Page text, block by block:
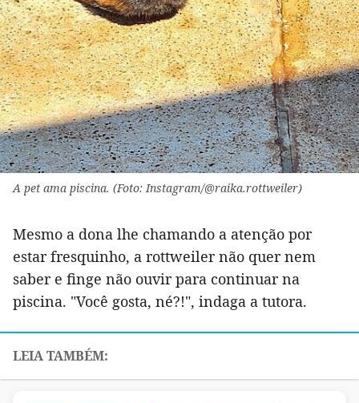
A pet ama piscina. (Foto: Instagram/@raika.rottweiler)
Mesmo a dona lhe chamando a atenção por
estar fresquinho, a rottweiler não quer nem
saber e finge não ouvir para continuar na
piscina. "Você gosta, né?!", indaga a tutora.